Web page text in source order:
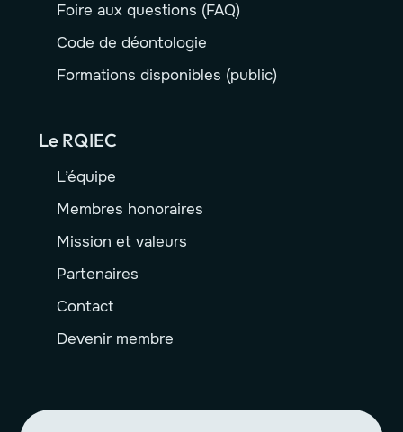
Foire aux questions (FAQ)
Code de déontologie
Formations disponibles (public)
Le RQIEC
L’équipe
Membres honoraires
Mission et valeurs
Partenaires
Contact
Devenir membre